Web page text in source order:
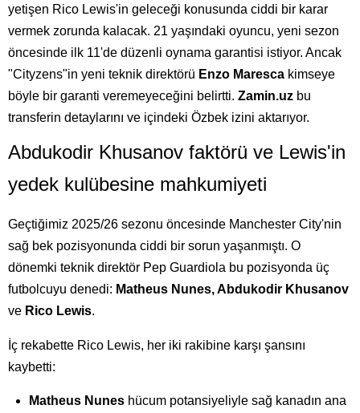
yetişen Rico Lewis'in geleceği konusunda ciddi bir karar
vermek zorunda kalacak. 21 yaşındaki oyuncu, yeni sezon
öncesinde ilk 11'de düzenli oynama garantisi istiyor. Ancak
"Cityzens"in yeni teknik direktörü Enzo Maresca kimseye
böyle bir garanti veremeyeceğini belirtti. Zamin.uz bu
transferin detaylarını ve içindeki Özbek izini aktarıyor.
Abdukodir Khusanov faktörü ve Lewis'in
yedek kulübesine mahkumiyeti
Geçtiğimiz 2025/26 sezonu öncesinde Manchester City'nin
sağ bek pozisyonunda ciddi bir sorun yaşanmıştı. O
dönemki teknik direktör Pep Guardiola bu pozisyonda üç
futbolcuyu denedi: Matheus Nunes, Abdukodir Khusanov
ve Rico Lewis.
İç rekabette Rico Lewis, her iki rakibine karşı şansını
kaybetti:
Matheus Nunes hücum potansiyeliyle sağ kanadın ana